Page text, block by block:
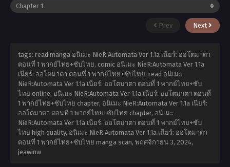
Prev Next
tags: read manga อนิเมะ NieR:Automata Ver 1.1a เนียร์: ออโตมาตา
ตอนที่ 1 พากย์ไทย+ซับไทย, comic อนิเมะ NieR:Automata Ver 1.1a
เนียร์: ออโตมาตา ตอนที่ 1 พากย์ไทย+ซับไทย, read อนิเมะ
NieR:Automata Ver 1.1a เนียร์: ออโตมาตา ตอนที่ 1 พากย์ไทย+ซับ
ไทย online, อนิเมะ NieR:Automata Ver 1.1a เนียร์: ออโตมาตา ตอนที่
1 พากย์ไทย+ซับไทย chapter, อนิเมะ NieR:Automata Ver 1.1a เนียร์:
ออโตมาตา ตอนที่ 1 พากย์ไทย+ซับไทย chapter, อนิเมะ
NieR:Automata Ver 1.1a เนียร์: ออโตมาตา ตอนที่ 1 พากย์ไทย+ซับ
ไทย high quality, อนิเมะ NieR:Automata Ver 1.1a เนียร์: ออโตมาตา
ตอนที่ 1 พากย์ไทย+ซับไทย manga scan, พฤศจิกายน 3, 2024,
jeawinw